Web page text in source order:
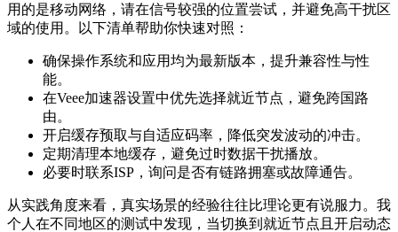
用的是移动网络，请在信号较强的位置尝试，并避免高干扰区
域的使用。以下清单帮助你快速对照：
确保操作系统和应用均为最新版本，提升兼容性与性
能。
在Veee加速器设置中优先选择就近节点，避免跨国路
由。
开启缓存预取与自适应码率，降低突发波动的冲击。
定期清理本地缓存，避免过时数据干扰播放。
必要时联系ISP，询问是否有链路拥塞或故障通告。
从实践角度来看，真实场景的经验往往比理论更有说服力。我
个人在不同地区的测试中发现，当切换到就近节点且开启动态